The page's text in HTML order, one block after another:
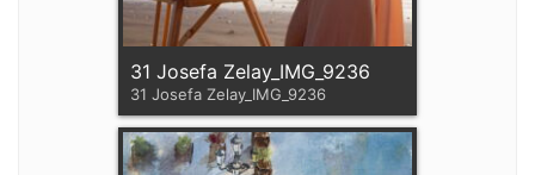
31 Josefa Zelay_IMG_9236
31 Josefa Zelay_IMG_9236